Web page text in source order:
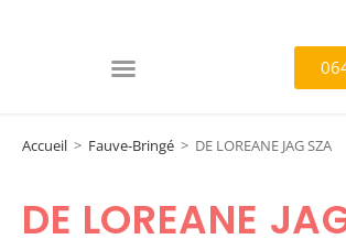
Accueil > Fauve-Bringé > DE LOREANE JAG SZA
DE LOREANE